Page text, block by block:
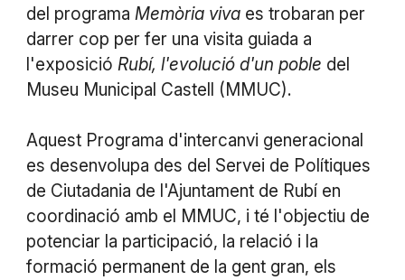
del programa Memòria vivaes trobaran per
darrer cop per fer una visita guiada a
l'exposició Rubí, l'evolució d'un poble del
Museu Municipal Castell (MMUC).
Aquest Programa d'intercanvi generacional
es desenvolupa des del Servei de Polítiques
de Ciutadania de l'Ajuntament de Rubí en
coordinació amb el MMUC, i té l'objectiu de
potenciar la participació, la relació i la
formació permanent de la gent gran, els